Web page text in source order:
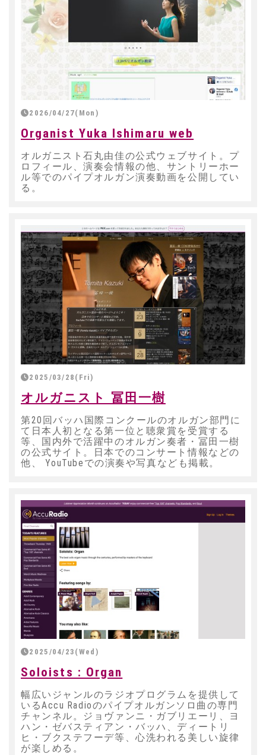
2026/04/27(Mon)
Organist Yuka Ishimaru web
オルガニスト石丸由佳の公式ウェブサイト。プ
ロフィール、演奏会情報の他、サントリーホー
ル等でのパイプオルガン演奏動画を公開してい
る。
2025/03/28(Fri)
オルガニスト 冨田一樹
第20回バッハ国際コンクールのオルガン部門に
て日本人初となる第一位と聴衆賞を受賞する
等、国内外で活躍中のオルガン奏者・冨田一樹
の公式サイト。日本でのコンサート情報などの
他、 YouTubeでの演奏や写真なども掲載。
2025/04/23(Wed)
Soloists : Organ
幅広いジャンルのラジオプログラムを提供して
いるAccu Radioのパイプオルガンソロ曲の専門
チャンネル。ジョヴァンニ・ガブリエーリ、ヨ
ハン・ゼバスティアン・バッハ、ディートリ
ヒ・ブクステフーデ等、心洗われる美しい旋律
が楽しめる。